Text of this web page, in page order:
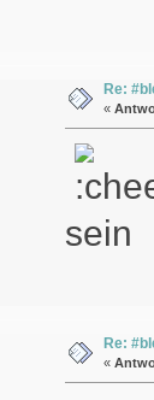
Re:
«
sein
Re:
«